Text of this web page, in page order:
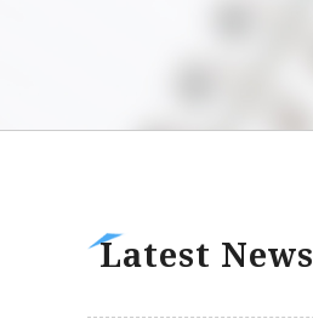
Latest News